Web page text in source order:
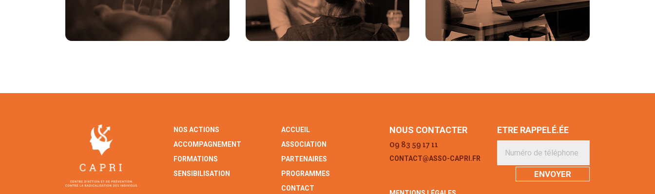
NOS ACTIONS
ACCOMPAGNEMENT
FORMATIONS
SENSIBILISATION
ACCUEIL
ASSOCIATION
PARTENAIRES
PROGRAMMES
CONTACT
NOUS CONTACTER
09 83 59 17 11
CONTACT@ASSO-CAPRI.FR
ETRE RAPPELÉ.ÉE
ENVOYER